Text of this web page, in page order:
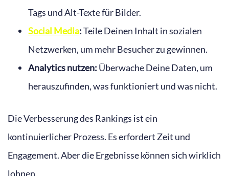
Tags und Alt-Texte für Bilder.
Social Media:Teile Deinen Inhalt in sozialen
Netzwerken, um mehr Besucher zu gewinnen.
Analytics nutzen: Überwache Deine Daten, um
herauszufinden, was funktioniert und was nicht.
Die Verbesserung des Rankings ist ein
kontinuierlicher Prozess. Es erfordert Zeit und
Engagement. Aber die Ergebnisse können sich wirklich
lohnen.